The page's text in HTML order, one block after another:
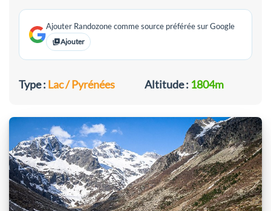
Ajouter Randozone comme source préférée sur Google
Ajouter
Type : Lac / Pyrénées Altitude : 1804m